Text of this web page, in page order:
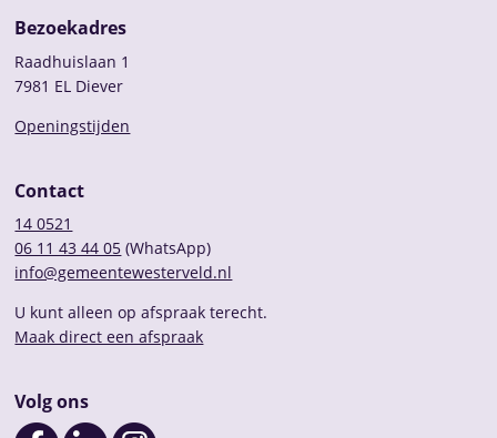
Bezoekadres
Raadhuislaan 1
7981 EL Diever
Openingstijden
Contact
14 0521
06 11 43 44 05 (WhatsApp)
info@gemeentewesterveld.nl
U kunt alleen op afspraak terecht.
Maak direct een afspraak
Volg ons